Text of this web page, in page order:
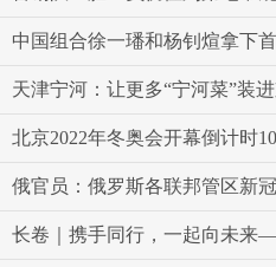
中国组合徐一璠和杨钊煊拿下
天津宁河：让更多“宁河菜”装
北京2022年冬奥会开幕倒计时